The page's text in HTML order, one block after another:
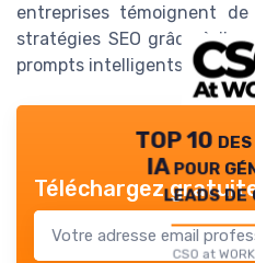
entreprises témoignent
stratégies SEO grâce à
prompts intelligents.
TOP 10
IA pour
leads
CSO at
Téléchargez